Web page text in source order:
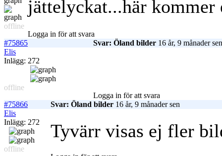
offline
jättelyckat...här
Logga in för att svara
#75865
Svar: Öland bilder 16 år, 9 månader sen
Elis
Inlägg: 272
offline
Logga in för att svara
#75866
Svar: Öland bilder 16 år, 9 månader sen
Elis
Inlägg: 272
offline
Tyvärr visas ej fler